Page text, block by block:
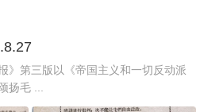
》第三版以《帝国主义和一切反动派
扬毛 ...